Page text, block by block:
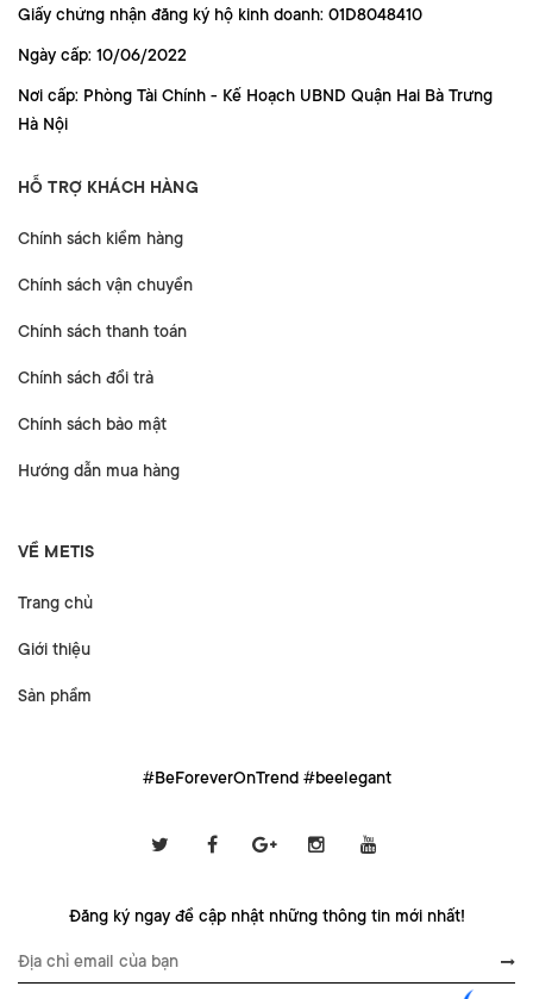
Giấy chứng nhận đăng ký hộ kinh doanh: 01D8048410
Ngày cấp: 10/06/2022
Nơi cấp: Phòng Tài Chính - Kế Hoạch UBND Quận Hai Bà Trưng
Hà Nội
HỖ TRỢ KHÁCH HÀNG
Chính sách kiểm hàng
Chính sách vận chuyển
Chính sách thanh toán
Chính sách đổi trả
Chính sách bảo mật
Hướng dẫn mua hàng
VỀ METIS
Trang chủ
Giới thiệu
Sản phẩm
#BeForeverOnTrend #beelegant
Đăng ký ngay để cập nhật những thông tin mới nhất!